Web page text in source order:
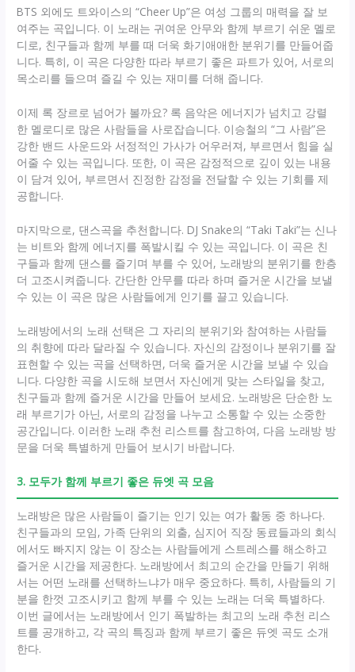
BTS 외에도 트와이스의 “Cheer Up”은 여성 그룹의 매력을 잘 보
여주는 곡입니다. 이 노래는 귀여운 안무와 함께 부르기 쉬운 멜로
디로, 친구들과 함께 부를 때 더욱 화기애애한 분위기를 만들어줍
니다. 특히, 이 곡은 다양한 따라 부르기 좋은 파트가 있어, 서로의
목소리를 들으며 즐길 수 있는 재미를 더해 줍니다.
이제 록 장르로 넘어가 볼까요? 록 음악은 에너지가 넘치고 강렬
한 멜로디로 많은 사람들을 사로잡습니다. 이승철의 “그 사람”은
강한 밴드 사운드와 서정적인 가사가 어우러져, 부르면서 힘을 실
어줄 수 있는 곡입니다. 또한, 이 곡은 감정적으로 깊이 있는 내용
이 담겨 있어, 부르면서 진정한 감정을 전달할 수 있는 기회를 제
공합니다.
마지막으로, 댄스곡을 추천합니다. DJ Snake의 “Taki Taki”는 신나
는 비트와 함께 에너지를 폭발시킬 수 있는 곡입니다. 이 곡은 친
구들과 함께 댄스를 즐기며 부를 수 있어, 노래방의 분위기를 한층
더 고조시켜줍니다. 간단한 안무를 따라 하며 즐거운 시간을 보낼
수 있는 이 곡은 많은 사람들에게 인기를 끌고 있습니다.
노래방에서의 노래 선택은 그 자리의 분위기와 참여하는 사람들
의 취향에 따라 달라질 수 있습니다. 자신의 감정이나 분위기를 잘
표현할 수 있는 곡을 선택하면, 더욱 즐거운 시간을 보낼 수 있습
니다. 다양한 곡을 시도해 보면서 자신에게 맞는 스타일을 찾고,
친구들과 함께 즐거운 시간을 만들어 보세요. 노래방은 단순한 노
래 부르기가 아닌, 서로의 감정을 나누고 소통할 수 있는 소중한
공간입니다. 이러한 노래 추천 리스트를 참고하여, 다음 노래방 방
문을 더욱 특별하게 만들어 보시기 바랍니다.
3. 모두가 함께 부르기 좋은 듀엣 곡 모음
노래방은 많은 사람들이 즐기는 인기 있는 여가 활동 중 하나다.
친구들과의 모임, 가족 단위의 외출, 심지어 직장 동료들과의 회식
에서도 빠지지 않는 이 장소는 사람들에게 스트레스를 해소하고
즐거운 시간을 제공한다. 노래방에서 최고의 순간을 만들기 위해
서는 어떤 노래를 선택하느냐가 매우 중요하다. 특히, 사람들의 기
분을 한껏 고조시키고 함께 부를 수 있는 노래는 더욱 특별하다.
이번 글에서는 노래방에서 인기 폭발하는 최고의 노래 추천 리스
트를 공개하고, 각 곡의 특징과 함께 부르기 좋은 듀엣 곡도 소개
한다.